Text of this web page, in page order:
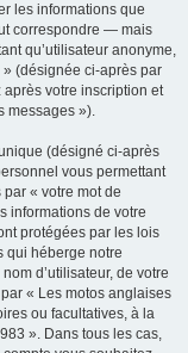
les informations que
correspondre — mais
qu’utilisateur anonyme,
» (désignée ci-après par
votre inscription et
messages »).
(désigné ci-après
vous permettant
« votre mot de
informations de votre
protégées par les lois
qui héberge notre
d’utilisateur, de votre
« Les motos anglaises
ou facultatives, à la
». Dans tous les cas,